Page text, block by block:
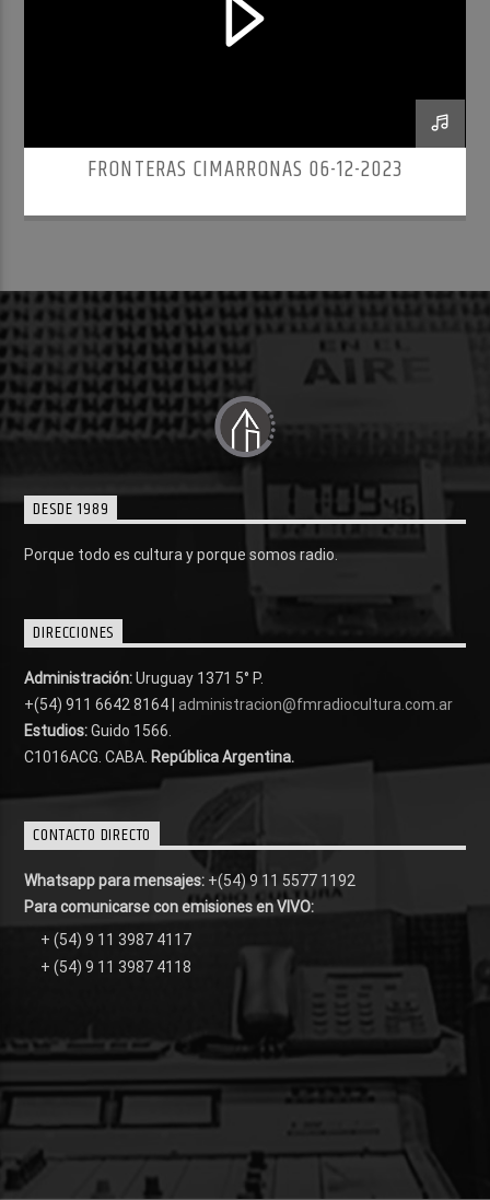
FRONTERAS CIMARRONAS 06-12-2023
DESDE 1989
Porque todo es cultura y porque somos radio.
DIRECCIONES
Administración:Uruguay 1371 5° P.
+(54) 911 6642 8164 | administracion@fmradiocultura.com.ar
Estudios:Guido 1566.
C1016ACG . CABA. República Argentina.
CONTACTO DIRECTO
Whatsapp para mensajes: +(54) 9 11 5577 1192
Para comunicarse con emisiones en VIVO:
+ (54) 9 11 3987 4117
+ (54) 9 11 3987 4118